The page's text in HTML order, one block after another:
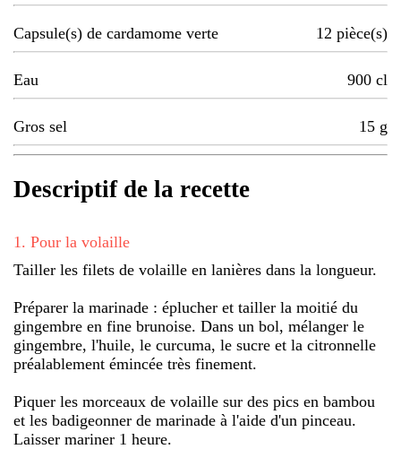
Capsule(s) de cardamome verte 12 pièce(s)
Eau 900 cl
Gros sel 15 g
Descriptif de la recette
1 . Pour la volaille
Tailler les filets de volaille en lanières dans la longueur.
Préparer la marinade : éplucher et tailler la moitié du
gingembre en fine brunoise. Dans un bol, mélanger le
gingembre, l'huile, le curcuma, le sucre et la citronnelle
préalablement émincée très finement.
Piquer les morceaux de volaille sur des pics en bambou
et les badigeonner de marinade à l'aide d'un pinceau.
Laisser mariner 1 heure.